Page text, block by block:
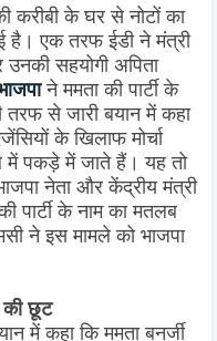
करीबी के घर से नोटों का
है। एक तरफ ईडी ने मंत्री
उनकी सहयोगी अपिता
ने ममता की पार्टी के
से जारी बयान में कहा
के खिलाफ मोर्चा
में पकड़े में जाते हैं। यह तो
नेता और केंद्रीय मंत्री
पार्टी के नाम का मतलब
ने इस मामले को भाजपा
की छूट
में कहा कि ममता बनर्जी